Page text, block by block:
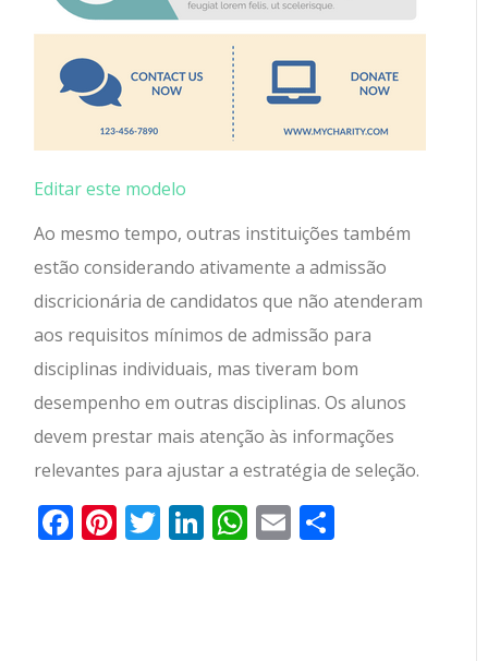
Editar este modelo
Ao mesmo tempo, outras instituições também
estão considerando ativamente a admissão
discricionária de candidatos que não atenderam
aos requisitos mínimos de admissão para
disciplinas individuais, mas tiveram bom
desempenho em outras disciplinas. Os alunos
devem prestar mais atenção às informações
relevantes para ajustar a estratégia de seleção.
Facebook
Pinterest
Twitter
LinkedIn
WhatsApp
Email